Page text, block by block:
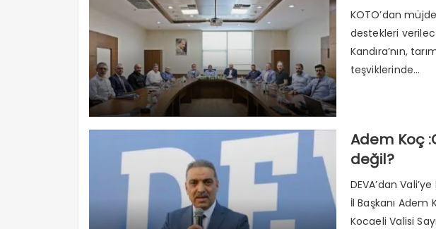
KOTO’dan
destekleri
Kandıra’nın,
teşviklerinde...
Adem Koç
değil?
DEVA’dan
İl Başkanı Adem
Kocaeli Valisi